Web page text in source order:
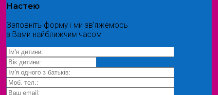
Настею
Заповніть форму і ми зв'яжемось
з Вами найближчим часом